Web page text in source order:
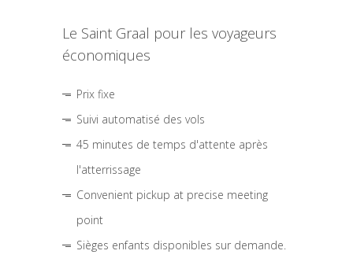
Le Saint Graal pour les voyageurs
économiques
Prix fixe
Suivi automatisé des vols
45 minutes de temps d'attente après
l'atterrissage
Convenient pickup at precise meeting
point
Sièges enfants disponibles sur demande.